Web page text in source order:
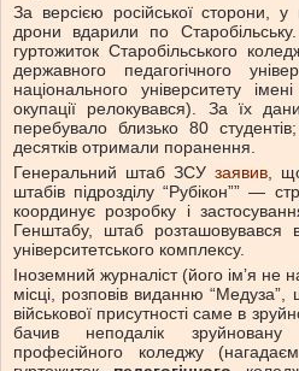
За версією російської сторони, у
дрони вдарили по
гуртожиток Старобільського
державного педагогічного
національного університету
окупації релокувався). За їх
перебувало близько 80
десятків отримали поранення.
Генеральний штаб ЗСУ заявив ,
штабів підрозділу “Рубікон”” —
координує розробку і
Генштабу, штаб розташовувався в
університетського комплексу.
Іноземний журналіст (його імʼя не
місці, розповів виданню “Медуза”,
військової присутності саме в
бачив неподалік зруйновану
професійного коледжу